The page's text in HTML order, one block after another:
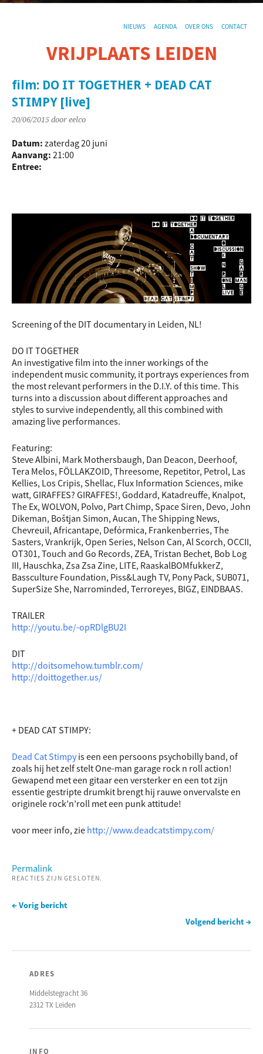
NIEUWS AGENDA OVER ONS CONTACT
VRIJPLAATS LEIDEN
film: DO IT TOGETHER + DEAD CAT
STIMPY [live]
20/06/2015 door eelco
Datum: zaterdag 20 juni
Aanvang: 21:00
Entree:
Screening of the DIT documentary in Leiden, NL!
DO IT TOGETHER
An investigative ﬁlm into the inner workings of the
independent music community, it portrays experiences from
the most relevant performers in the D.I.Y. of this time. This
turns into a discussion about diﬀerent approaches and
styles to survive independently, all this combined with
amazing live performances.
Featuring:
Steve Albini, Mark Mothersbaugh, Dan Deacon, Deerhoof,
Tera Melos, FÖLLAKZOID, Threesome, Repetitor, Petrol, Las
Kellies, Los Cripis, Shellac, Flux Information Sciences, mike
watt, GIRAFFES? GIRAFFES!, Goddard, Katadreuffe, Knalpot,
The Ex, WOLVON, Polvo, Part Chimp, Space Siren, Devo, John
Dikeman, Boštjan Simon, Aucan, The Shipping News,
Chevreuil, Africantape, Defórmica, Frankenberries, The
Sasters, Vrankrijk, Open Series, Nelson Can, Al Scorch, OCCII,
OT301, Touch and Go Records, ZEA, Tristan Bechet, Bob Log
III, Hauschka, Zsa Zsa Zine, LITE, RaaskalBOMfukkerZ,
Bassculture Foundation, Piss&Laugh TV, Pony Pack, SUB071,
SuperSize She, Narrominded, Terroreyes, BIGZ, EINDBAAS.
TRAILER
http://youtu.be/-opRDlgBU2I
DIT
http://doitsomehow.tumblr.com/
http://doittogether.us/
+ DEAD CAT STIMPY:
Dead Cat Stimpyis een een persoons psychobilly band, of
zoals hij het zelf stelt One-man garage rock n roll action!
Gewapend met een gitaar een versterker en een tot zijn
essentie gestripte drumkit brengt hij rauwe onvervalste en
originele rock’n’roll met een punk attitude!
voor meer info, zie http://www.deadcatstimpy.com/
Permalink
REACTIES ZIJN GESLOTEN.
← Vorig bericht
Volgend bericht →
ADRES
Middelstegracht 36
2312 TX Leiden
INFO